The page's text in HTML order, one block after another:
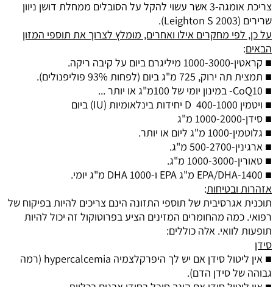
צריכת אומגה-3 אשר עשוי להקל על הסובלים ממחלת דושן ניוון
שרירים (Leighton S 2003).
על כן, לפי מחקרים אילו ואחרים, מומלץ לצרוך את תוספי המזון
הבאים:
■ קראטין-1000-3000 מיליגרם ביום על קיבה ריקה.
■ תמצית תה ירוק, 725 מ"ג ביום (לפחות 93% פוליפנולים).
■ CoQ10- במינון יומי של 100מ"ג או יותר ...
■ ויטמין D 400-1000 יחידות בינלאומיות (IU) ביום
■ סידן-1000-2000 מ"ג
■ גלוטמין-1000 מ"ג ליום או יותר.
■ ארגינין-500-2700 מ"ג.
■ טאורין-1000-3000 מ"ג.
■ EPA/DHA-1400 מ"ג EPA ו-DHA 1000 מ"ג יומי.
אזהרות ובטיחות:
תוכנית אגרסיבית של תוספי התזונה הינם צריכים להיות בפיקוח של
רפואי. כמה מהחומרים המזינים הציע בפרוטוקול זה יכול להיות
תופעות לוואי. אלה כוללים:
סידן
■ אין ליטול סידן אם יש לך היפרקלצמיה hypercalcemia (רמה
גבוהה של סידן הדם).